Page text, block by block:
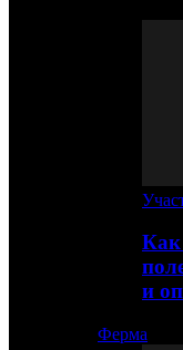
Как
и
Ферма